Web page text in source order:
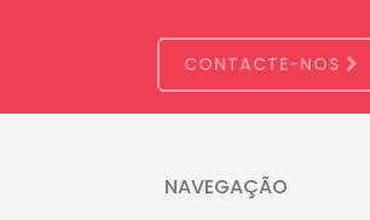
CONTACTE-NOS
NAVEGAÇÃO